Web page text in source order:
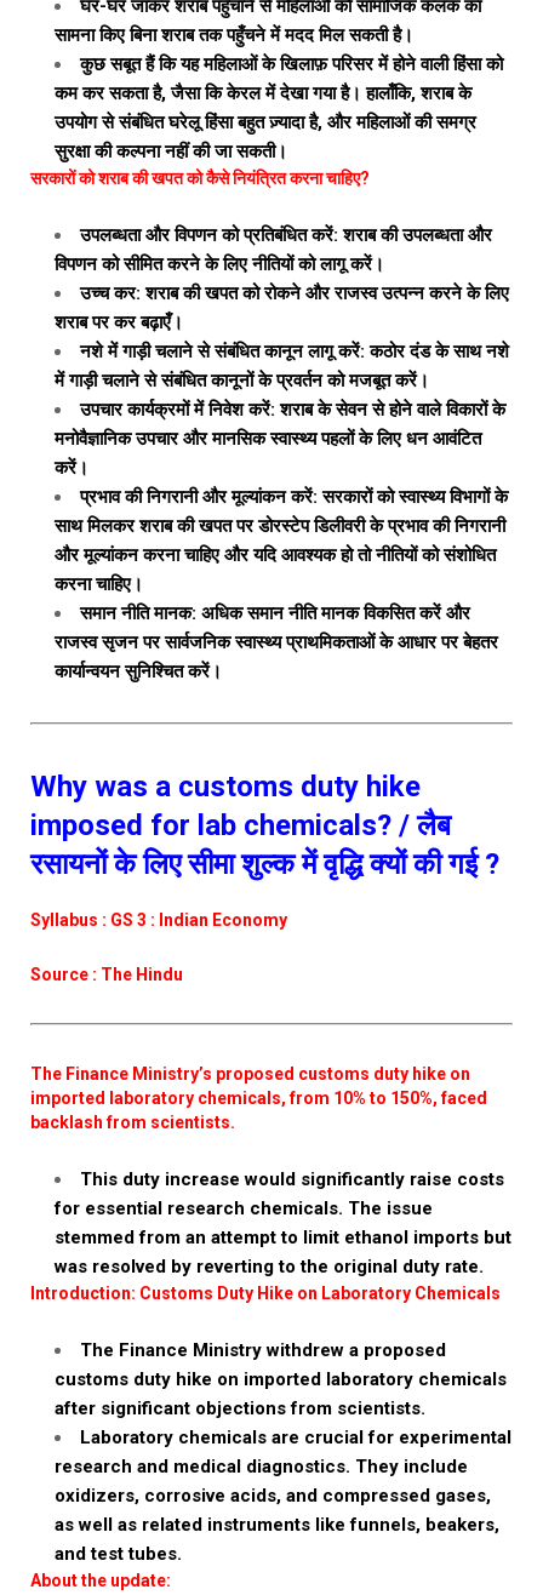
घर-घर जाकर शराब पहुँचाने से महिलाओं को सामाजिक कलंक का
सामना किए बिना शराब तक पहुँचने में मदद मिल सकती है।
कुछ सबूत हैं कि यह महिलाओं के खिलाफ़ परिसर में होने वाली हिंसा को
कम कर सकता है, जैसा कि केरल में देखा गया है। हालाँकि, शराब के
उपयोग से संबंधित घरेलू हिंसा बहुत ज़्यादा है, और महिलाओं की समग्र
सुरक्षा की कल्पना नहीं की जा सकती।
सरकारों को शराब की खपत को कैसे नियंत्रित करना चाहिए?
उपलब्धता और विपणन को प्रतिबंधित करें: शराब की उपलब्धता और
विपणन को सीमित करने के लिए नीतियों को लागू करें।
उच्च कर: शराब की खपत को रोकने और राजस्व उत्पन्न करने के लिए
शराब पर कर बढ़ाएँ।
नशे में गाड़ी चलाने से संबंधित कानून लागू करें: कठोर दंड के साथ नशे
में गाड़ी चलाने से संबंधित कानूनों के प्रवर्तन को मजबूत करें।
उपचार कार्यक्रमों में निवेश करें: शराब के सेवन से होने वाले विकारों के
मनोवैज्ञानिक उपचार और मानसिक स्वास्थ्य पहलों के लिए धन आवंटित
करें।
प्रभाव की निगरानी और मूल्यांकन करें: सरकारों को स्वास्थ्य विभागों के
साथ मिलकर शराब की खपत पर डोरस्टेप डिलीवरी के प्रभाव की निगरानी
और मूल्यांकन करना चाहिए और यदि आवश्यक हो तो नीतियों को संशोधित
करना चाहिए।
समान नीति मानक: अधिक समान नीति मानक विकसित करें और
राजस्व सृजन पर सार्वजनिक स्वास्थ्य प्राथमिकताओं के आधार पर बेहतर
कार्यान्वयन सुनिश्चित करें।
Why was a customs duty hike
imposed for lab chemicals? / लैब
रसायनों के लिए सीमा शुल्क में वृद्धि क्यों की गई ?
Syllabus : GS 3 : Indian Economy
Source : The Hindu
The Finance Ministry’s proposed customs duty hike on
imported laboratory chemicals, from 10% to 150%, faced
backlash from scientists.
This duty increase would significantly raise costs
for essential research chemicals. The issue
stemmed from an attempt to limit ethanol imports but
was resolved by reverting to the original duty rate.
Introduction: Customs Duty Hike on Laboratory Chemicals
The Finance Ministry withdrew a proposed
customs duty hike on imported laboratory chemicals
after significant objections from scientists.
Laboratory chemicals are crucial for experimental
research and medical diagnostics. They include
oxidizers, corrosive acids, and compressed gases,
as well as related instruments like funnels, beakers,
and test tubes.
About the update: